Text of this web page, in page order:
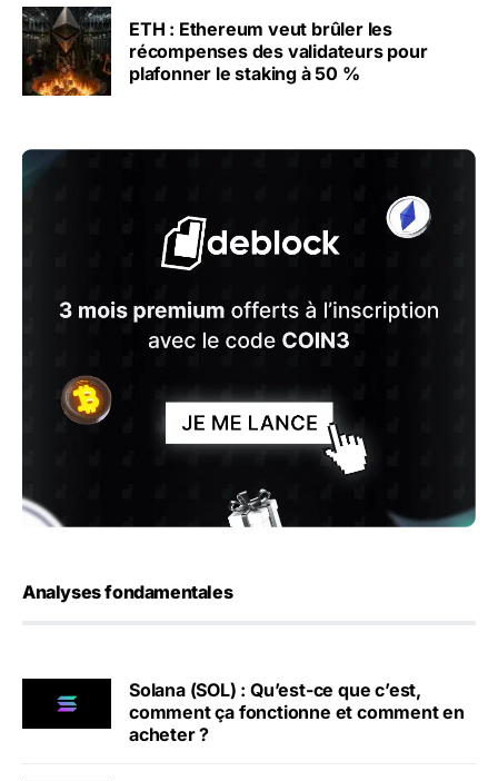
ETH : Ethereum veut brûler les
récompenses des validateurs pour
plafonner le staking à 50 %
Analyses fondamentales
Solana (SOL) : Qu’est-ce que c’est,
comment ça fonctionne et comment en
acheter ?